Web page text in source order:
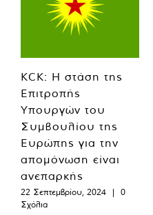
KCK: Η στάση της
Επιτροπής
Υπουργών του
Συμβουλίου της
Ευρώπης για την
απομόνωση είναι
ανεπαρκής
22 Σεπτεμβρίου, 2024 |
0
Σχόλια